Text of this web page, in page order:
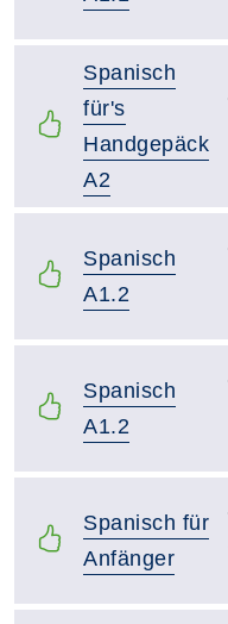
Spanisch
für's
Handgepäck
A2
Spanisch
A1.2
Spanisch
A1.2
Spanisch für
Anfänger